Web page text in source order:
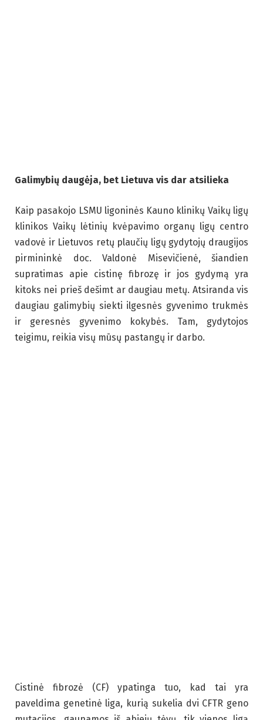
Galimybių daugėja, bet Lietuva vis dar atsilieka
Kaip pasakojo LSMU ligoninės Kauno klinikų Vaikų ligų
klinikos Vaikų lėtinių kvėpavimo organų ligų centro
vadovė ir Lietuvos retų plaučių ligų gydytojų draugijos
pirmininkė doc. Valdonė Misevičienė, šiandien
supratimas apie cistinę fibrozę ir jos gydymą yra
kitoks nei prieš dešimt ar daugiau metų. Atsiranda vis
daugiau galimybių siekti ilgesnės gyvenimo trukmės
ir geresnės gyvenimo kokybės. Tam, gydytojos
teigimu, reikia visų mūsų pastangų ir darbo.
Cistinė fibrozė (CF) ypatinga tuo, kad tai yra
paveldima genetinė liga, kurią sukelia dvi CFTR geno